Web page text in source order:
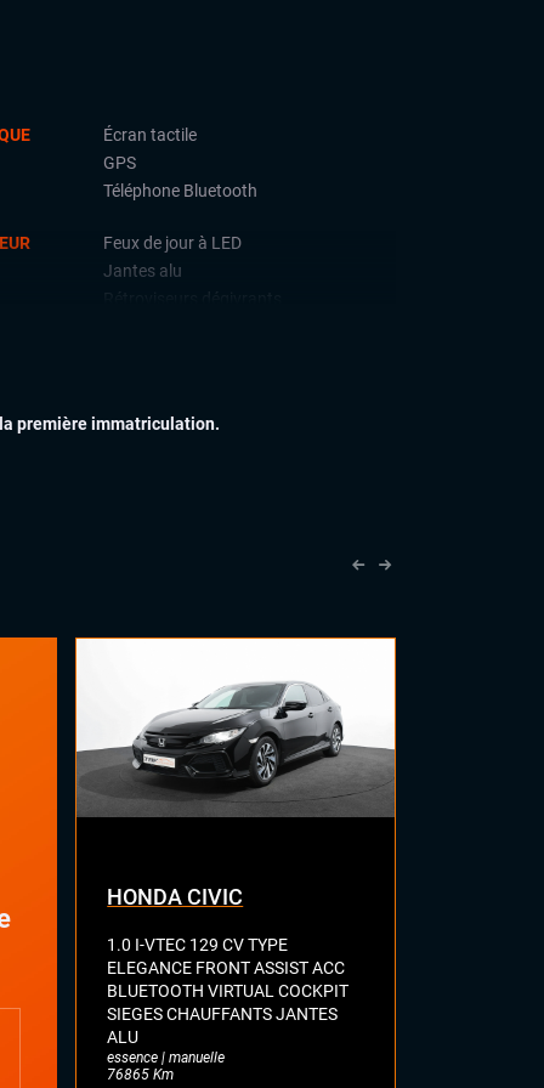
Écran tactile
GPS
Téléphone Bluetooth
Feux de jour à LED
Jantes alu
première immatriculation.
HONDA CIVIC
1.0 I-VTEC 129 CV TYPE
ELEGANCE FRONT ASSIST ACC
BLUETOOTH VIRTUAL COCKPIT
SIEGES CHAUFFANTS JANTES
ALU
essence | manuelle
76865 Km